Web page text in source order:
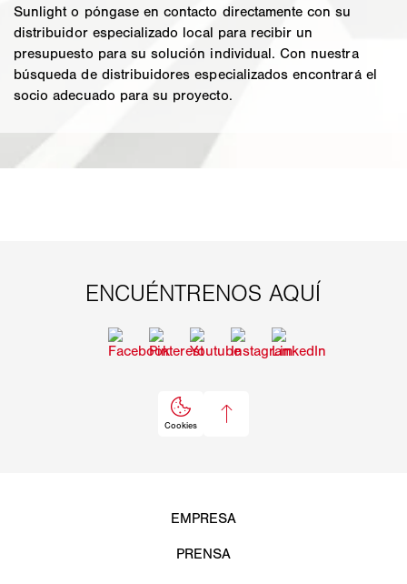
Sunlight o póngase en contacto directamente con su
distribuidor especializado local para recibir un
presupuesto para su solución individual. Con nuestra
búsqueda de distribuidores especializados encontrará el
socio adecuado para su proyecto.